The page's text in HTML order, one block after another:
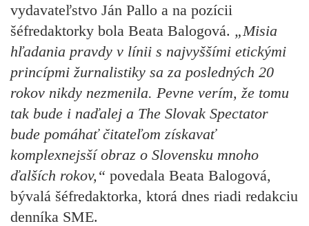
vydavateľstvo Ján Pallo a na pozícii
šéfredaktorky bola Beata Balogová. „Misia
hľadania pravdy v línii s najvyššími etickými
princípmi žurnalistiky sa za posledných 20
rokov nikdy nezmenila. Pevne verím, že tomu
tak bude i naďalej a The Slovak Spectator
bude pomáhať čitateľom získavať
komplexnejsší obraz o Slovensku mnoho
ďalších rokov,“ povedala Beata Balogová,
bývalá šéfredaktorka, ktorá dnes riadi redakciu
denníka SME.